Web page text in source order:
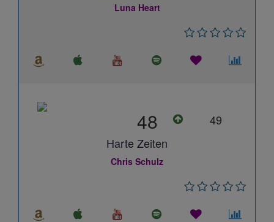
Luna Heart
48
49
Harte Zeiten
Chris Schulz